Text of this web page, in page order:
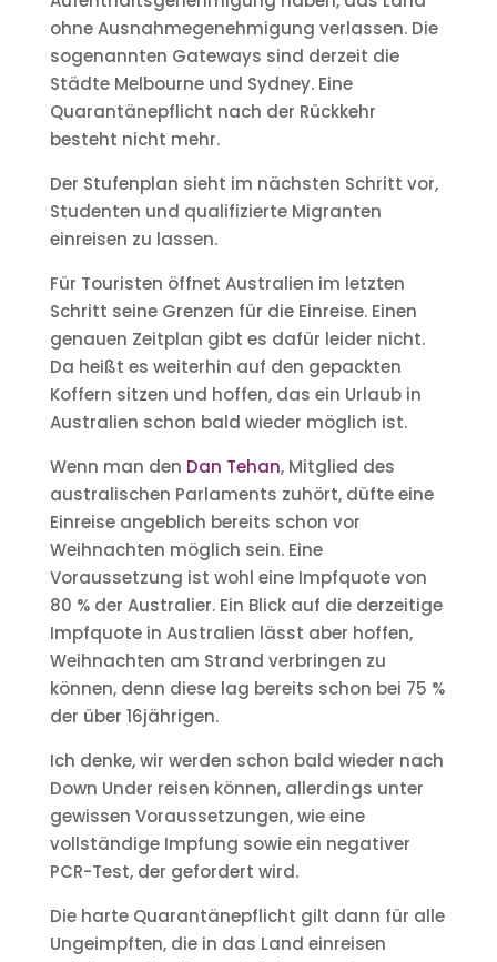
ohne Ausnahmegenehmigung verlassen. Die
sogenannten Gateways sind derzeit die
Städte Melbourne und Sydney. Eine
Quarantänepflicht nach der Rückkehr
besteht nicht mehr.
Der Stufenplan sieht im nächsten Schritt vor,
Studenten und qualifizierte Migranten
einreisen zu lassen.
Für Touristen öffnet Australien im letzten
Schritt seine Grenzen für die Einreise. Einen
genauen Zeitplan gibt es dafür leider nicht.
Da heißt es weiterhin auf den gepackten
Koffern sitzen und hoffen, das ein Urlaub in
Australien schon bald wieder möglich ist.
Wenn man den Dan Tehan, Mitglied des
australischen Parlaments zuhört, düfte eine
Einreise angeblich bereits schon vor
Weihnachten möglich sein. Eine
Voraussetzung ist wohl eine Impfquote von
80 % der Australier. Ein Blick auf die derzeitige
Impfquote in Australien lässt aber hoffen,
Weihnachten am Strand verbringen zu
können, denn diese lag bereits schon bei 75 %
der über 16jährigen.
Ich denke, wir werden schon bald wieder nach
Down Under reisen können, allerdings unter
gewissen Voraussetzungen, wie eine
vollständige Impfung sowie ein negativer
PCR-Test, der gefordert wird.
Die harte Quarantänepflicht gilt dann für alle
Ungeimpften, die in das Land einreisen